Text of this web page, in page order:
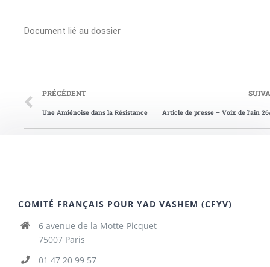
Document lié au dossier
PRÉCÉDENT
Une Amiénoise dans la Résistance
COMITÉ FRANÇAIS POUR YAD VASHEM (CFYV)
6 avenue de la Motte-Picquet
75007 Paris
01 47 20 99 57